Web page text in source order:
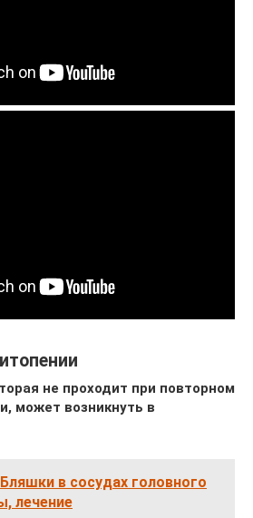
не проходит при повторном
может возникнуть в
Бляшки в сосудах головного
лечение